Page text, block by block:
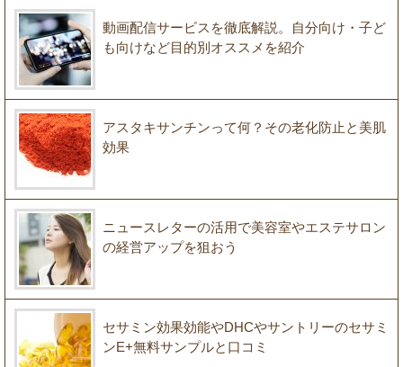
動画配信サービスを徹底解説。自分向け・子ど
も向けなど目的別オススメを紹介
アスタキサンチンって何？その老化防止と美肌
効果
ニュースレターの活用で美容室やエステサロン
の経営アップを狙おう
セサミン効果効能やDHCやサントリーのセサミ
ンE+無料サンプルと口コミ